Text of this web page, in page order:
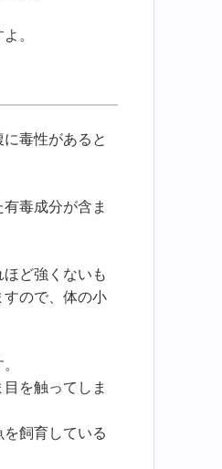
。
毒性があると
毒成分が含ま
ど強くないも
ので、体の小
を触ってしま
飼育している